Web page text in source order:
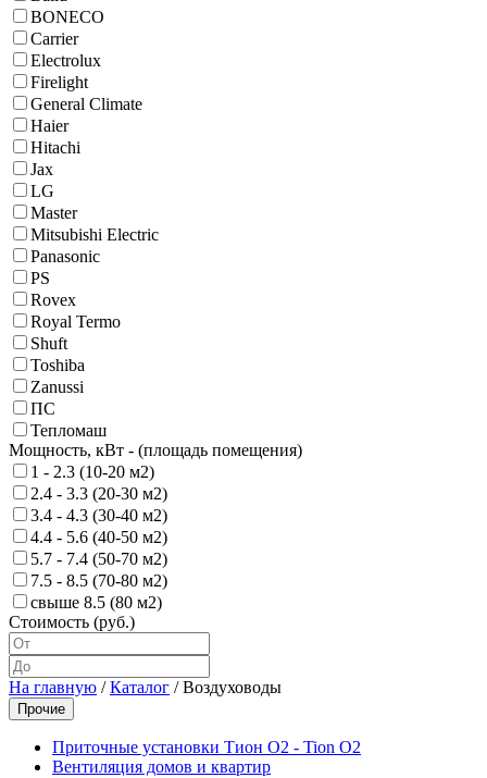
BONECO
Carrier
Electrolux
Firelight
General Climate
Haier
Hitachi
Jax
LG
Master
Mitsubishi Electric
Panasonic
PS
Rovex
Royal Termo
Shuft
Toshiba
Zanussi
ПС
Тепломаш
Мощность, кВт - (площадь помещения)
1 - 2.3 (10-20 м2)
2.4 - 3.3 (20-30 м2)
3.4 - 4.3 (30-40 м2)
4.4 - 5.6 (40-50 м2)
5.7 - 7.4 (50-70 м2)
7.5 - 8.5 (70-80 м2)
свыше 8.5 (80 м2)
Стоимость (руб.)
На главную /Каталог /Воздуховоды
Прочие
Приточные установки Тион O2 - Tion O2
Вентиляция домов и квартир